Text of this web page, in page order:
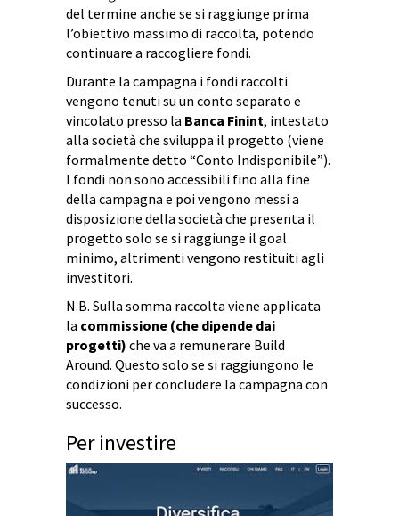
del termine anche se si raggiunge prima
l’obiettivo massimo di raccolta, potendo
continuare a raccogliere fondi.
Durante la campagna i fondi raccolti
vengono tenuti su un conto separato e
vincolato presso la Banca Finint, intestato
alla società che sviluppa il progetto (viene
formalmente detto “Conto Indisponibile”).
I fondi non sono accessibili fino alla fine
della campagna e poi vengono messi a
disposizione della società che presenta il
progetto solo se si raggiunge il goal
minimo, altrimenti vengono restituiti agli
investitori.
N.B. Sulla somma raccolta viene applicata
la commissione (che dipende dai
progetti) che va a remunerare Build
Around. Questo solo se si raggiungono le
condizioni per concludere la campagna con
successo.
Per investire